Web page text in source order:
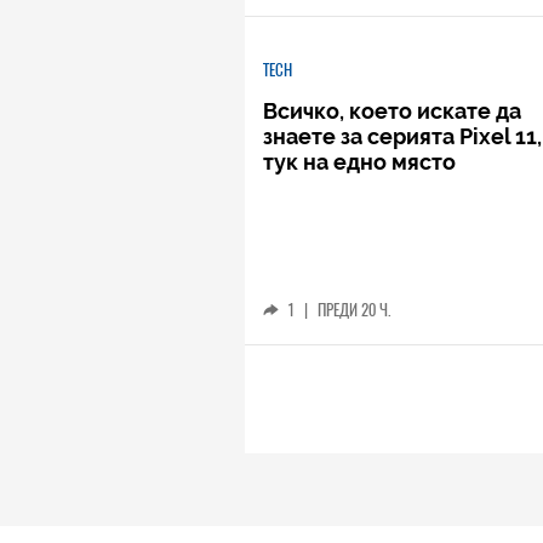
TECH
Всичко, което искате да
знаете за серията Pixel
тук на едно място
1 | ПРЕДИ 20 Ч.